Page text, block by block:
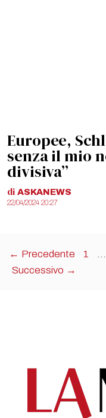
Europee,
senza il mio
divisiva”
di ASKANEWS
22/04/2024 20:27
← Precedente 1 …
Successivo →